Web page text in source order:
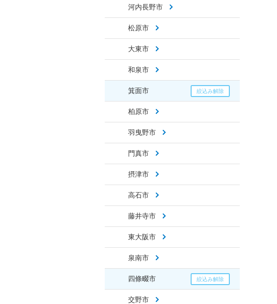
河内長野市
松原市
大東市
和泉市
箕面市
柏原市
羽曳野市
門真市
摂津市
高石市
藤井寺市
東大阪市
泉南市
四條畷市
交野市